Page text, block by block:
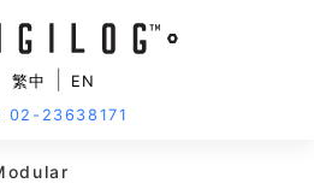
繁中
EN
02-23638171